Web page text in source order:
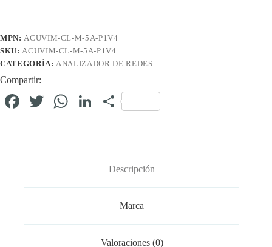
MPN: ACUVIM-CL-M-5A-P1V4
SKU: ACUVIM-CL-M-5A-P1V4
CATEGORÍA: ANALIZADOR DE REDES
Compartir:
Fa T
W
Li C
rti
r
Descripción
Marca
Valoraciones (0)